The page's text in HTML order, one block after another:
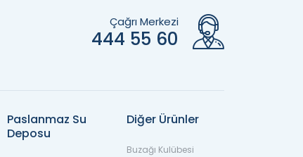
Çağrı Merkezi
444 55 60
Paslanmaz Su
Deposu
Diğer Ürünler
Buzağı Kulübesi